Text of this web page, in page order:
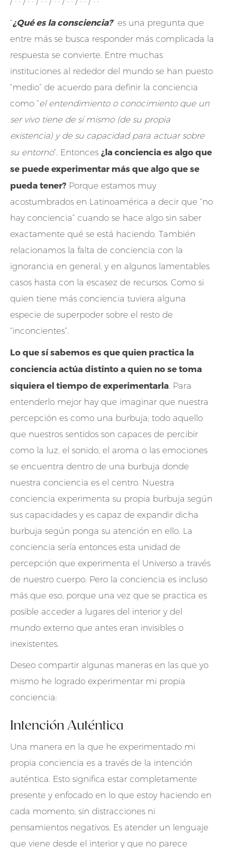
“¿Qué es la consciencia?” es una pregunta que
entre más se busca responder más complicada la
respuesta se convierte. Entre muchas
instituciones al rededor del mundo se han puesto
“medio” de acuerdo para definir la conciencia
como “el entendimiento o conocimiento que un
ser vivo tiene de sí mismo (de su propia
existencia) y de su capacidad para actuar sobre
su entorno“. Entonces ¿la conciencia es algo que
se puede experimentar más que algo que se
pueda tener? Porque estamos muy
acostumbrados en Latinoamérica a decir que “no
hay conciencia” cuando se hace algo sin saber
exactamente qué se está haciendo. También
relacionamos la falta de conciencia con la
ignorancia en general, y en algunos lamentables
casos hasta con la escasez de recursos. Como si
quien tiene más conciencia tuviera alguna
especie de superpoder sobre el resto de
“inconcientes”.
Lo que sí sabemos es que quien practica la
conciencia actúa distinto a quien no se toma
siquiera el tiempo de experimentarla . Para
entenderlo mejor hay que imaginar que nuestra
percepción es como una burbuja; todo aquello
que nuestros sentidos son capaces de percibir
como la luz, el sonido, el aroma o las emociones
se encuentra dentro de una burbuja donde
nuestra conciencia es el centro. Nuestra
conciencia experimenta su propia burbuja según
sus capacidades y es capaz de expandir dicha
burbuja según ponga su atención en ello. La
conciencia sería entonces esta unidad de
percepción que experimenta el Universo a través
de nuestro cuerpo. Pero la conciencia es incluso
más que eso, porque una vez que se practica es
posible acceder a lugares del interior y del
mundo externo que antes eran invisibles o
inexistentes.
Deseo compartir algunas maneras en las que yo
mismo he logrado experimentar mi propia
conciencia:
Intención Auténtica
Una manera en la que he experimentado mi
propia conciencia es a través de la intención
auténtica. Esto significa estar completamente
presente y enfocado en lo que estoy haciendo en
cada momento, sin distracciones ni
pensamientos negativos. Es atender un lenguaje
que viene desde el interior y que no parece